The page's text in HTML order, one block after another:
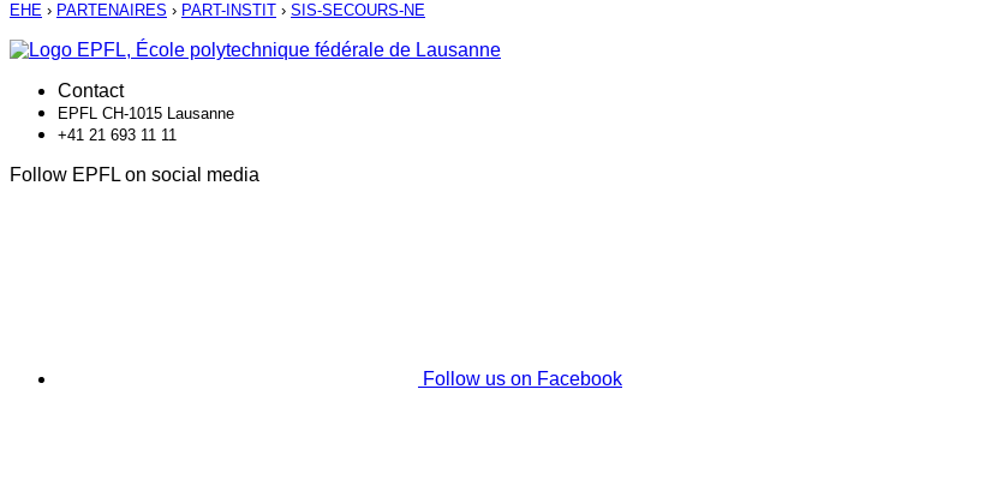
EHE › PARTENAIRES › PART-INSTIT › SIS-SECOURS-NE
Contact
EPFL CH-1015 Lausanne
+41 21 693 11 11
Follow EPFL on social media
Follow us on Facebook